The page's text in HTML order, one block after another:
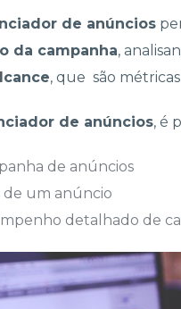
de anúncios
da campanha,
, que são
de anúncios, é
de anúncios
de um anúncio
detalhado de